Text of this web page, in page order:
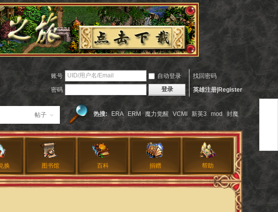
账号 自动登录
找回密码
密码
登录 英雄注册|Register
帖子 热搜: ERA ERM 魔力觉醒 VCMI 新英3 mod 封魔
换 图书馆 百科 捐赠 帮助